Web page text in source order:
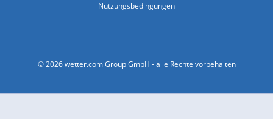
Nutzungsbedingungen
© 2026 wetter.com Group GmbH - alle Rechte vorbehalten